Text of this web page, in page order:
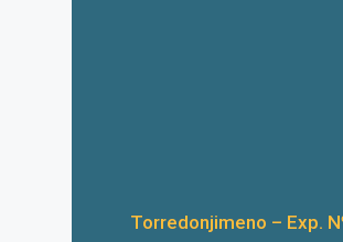
Torredonjimeno – Exp.